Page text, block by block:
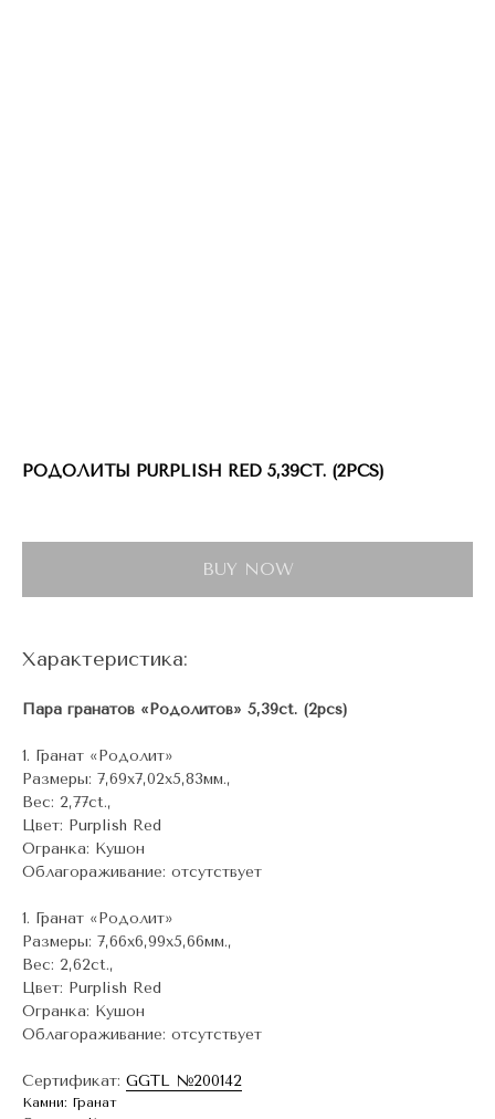
РОДОЛИТЫ PURPLISH RED 5,39CT. (2PCS)
BUY NOW
Характеристика:
Пара гранатов «Родолитов» 5,39ct. (2pcs)
1. Гранат «Родолит»
Размеры: 7,69х7,02х5,83мм.,
Вес: 2,77ct.,
Цвет: Purplish Red
Огранка: Кушон
Облагораживание: отсутствует
1. Гранат «Родолит»
Размеры: 7,66х6,99х5,66мм.,
Вес: 2,62ct.,
Цвет: Purplish Red
Огранка: Кушон
Облагораживание: отсутствует
Сертификат: GGTL №200142
Камни: Гранат